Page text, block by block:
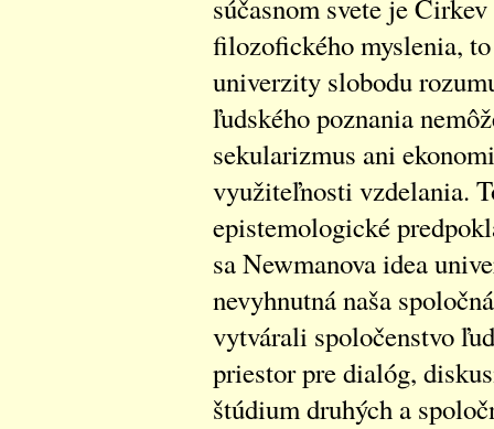
súčasnom svete je
filozofického myslenia,
univerzity slobodu
ľudského poznania
sekularizmus ani
využiteľnosti vzdelania.
epistemologické
sa Newmanova idea
nevyhnutná naša
vytvárali spoločenstvo
priestor pre dialóg,
štúdium druhých a